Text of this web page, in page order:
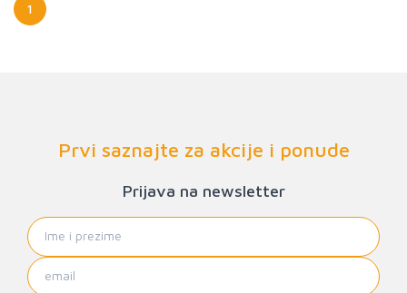
1
Prvi saznajte za akcije i ponude
Prijava na newsletter